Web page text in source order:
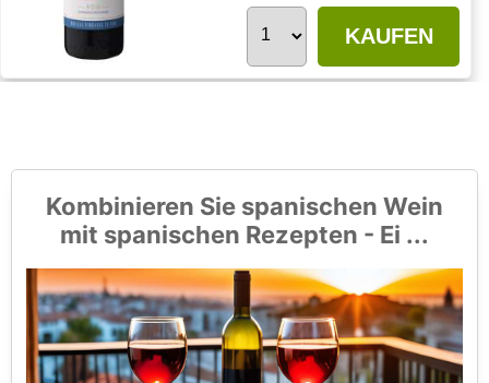
KAUFEN
Kombinieren Sie spanischen Wein
mit spanischen Rezepten - Ei ...